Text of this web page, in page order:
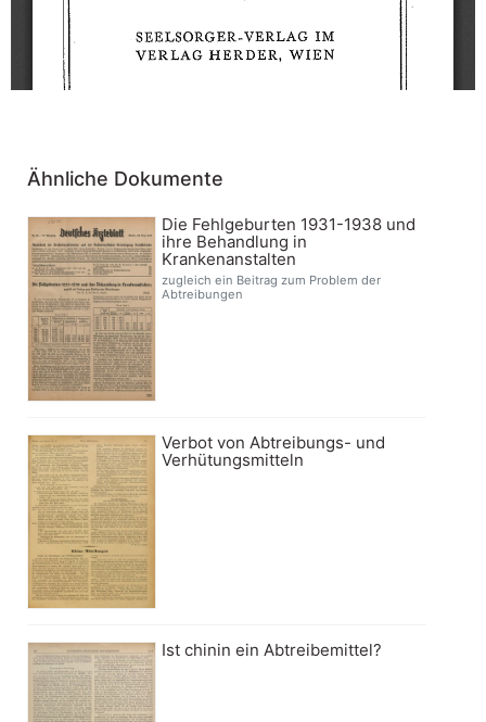
Ähnliche Dokumente
Die Fehlgeburten 1931-1938 und
ihre Behandlung in
Krankenanstalten
zugleich ein Beitrag zum Problem der
Abtreibungen
Verbot von Abtreibungs- und
Verhütungsmitteln
Ist chinin ein Abtreibemittel?